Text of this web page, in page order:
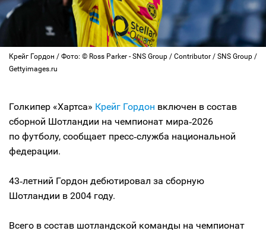
Крейг Гордон / Фото: © Ross Parker - SNS Group / Contributor / SNS Group /
Gettyimages.ru
Голкипер «Хартса» Крейг Гордон включен в состав
сборной Шотландии на чемпионат мира‑2026
по футболу, сообщает пресс‑служба национальной
федерации.
43‑летний Гордон дебютировал за сборную
Шотландии в 2004 году.
Всего в состав шотландской команды на чемпионат